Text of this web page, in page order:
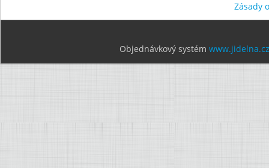
Zásady
Objednávkový systém www.jidelna.cz